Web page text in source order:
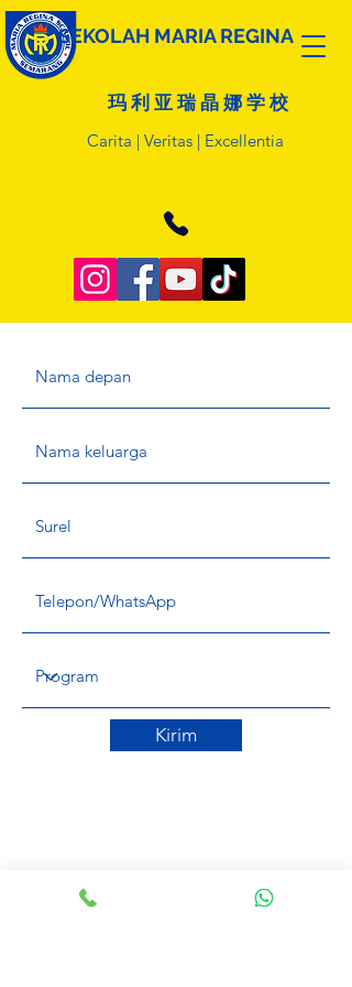
玛 利 亚 瑞 晶 娜 学 校
Carita | Veritas | Excellentia
SEKOLAH MARIA REGINA
Kirim
BERGABUNGLAH